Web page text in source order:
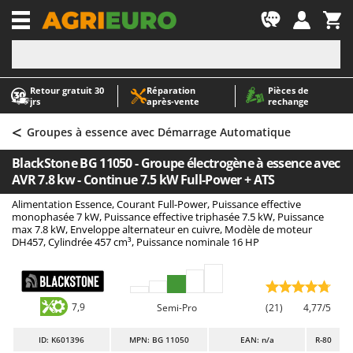
Retour gratuit 30
jrs
Réparation
après‑vente
Pièces de
rechange
-1
A
Abris de jardin
Accessoires pour tracteurs tondeuses autoportés
Aérateurs Scarificateurs pour gazon
Arracheuses de pommes de terre pour tracteur
Aspirateurs - Balais Électriques
Aspirateurs à cendres
Aspirateurs à feuilles sur roues
Aspirateurs de piscine
Aspirateurs Multifonctions
Atomiseurs agricoles pour tracteurs
Atomiseurs pour traitements
A
AgriEuro Premium
AgriEuro TOP-LINE
AGT
Aima
Airmec
AL-KO
ALA 2000
Alce
Alpina
Ama
< Groupes à essence avec Démarrage Automatique
BlackStone BG 11050 - Groupe électrogène à essence avec
AVR 7.8 kw - Continue 7.5 kW Full-Power + ATS
Alimentation Essence, Courant Full-Power, Puissance effective
monophasée 7 kW, Puissance effective triphasée 7.5 kW, Puissance
max 7.8 kW, Enveloppe alternateur en cuivre, Modèle de moteur
DH457, Cylindrée 457 cm³, Puissance nominale 16 HP
7,9 Semi-Pro (21) 4,77/5
ID: K601396 MPN: BG 11050 EAN: n/a R-80